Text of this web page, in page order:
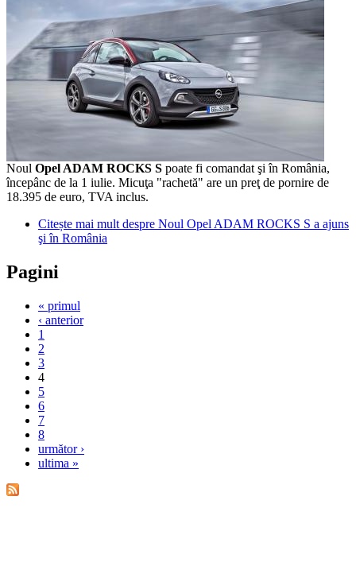
Noul Opel ADAM ROCKS S poate fi comandat şi în România,
începânc de la 1 iulie. Micuţa "rachetă" are un preţ de pornire de
18.395 de euro, TVA inclus.
Citește mai mult despre Noul Opel ADAM ROCKS S a ajuns
şi în România
Pagini
« primul
‹ anterior
1
2
3
4
5
6
7
8
următor ›
ultima »